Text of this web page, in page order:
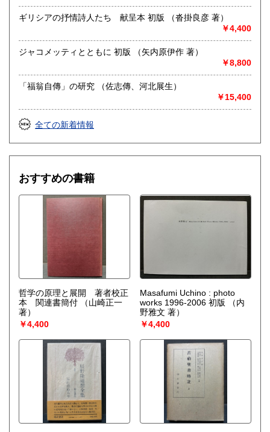
ギリシアの抒情詩人たち 献呈本 初版 （沓掛良彦 著）
￥4,400
ジャコメッティとともに 初版 （矢内原伊作 著）
￥8,800
「福翁自傳」の研究 （佐志傳、河北展生）
￥15,400
全ての新着情報
おすすめの書籍
哲学の原理と展開 著者校正
本 関連書簡付
（山崎正一
著）
￥4,400
Masafumi Uchino : photo
works 1996-2006 初版
（内
野雅文 著）
￥4,400